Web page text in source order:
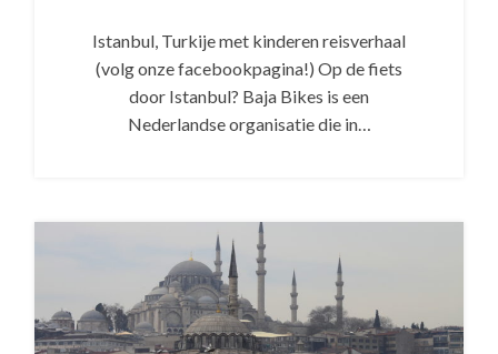
Istanbul, Turkije met kinderen reisverhaal
(volg onze facebookpagina!) Op de fiets
door Istanbul? Baja Bikes is een
Nederlandse organisatie die in…